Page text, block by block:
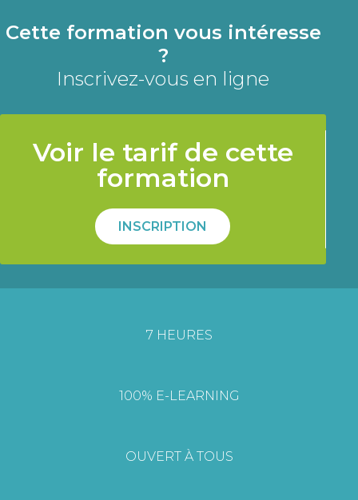
Cette formation vous intéresse
?
Inscrivez-vous en ligne
Voir le tarif de cette
formation
INSCRIPTION
7 HEURES
100% E-LEARNING
OUVERT À TOUS